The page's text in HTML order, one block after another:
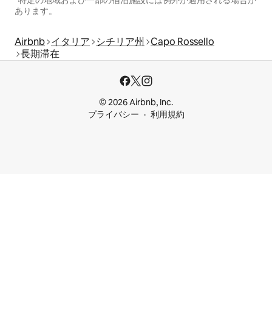
あります。
Airbnb イタリア シチリア州
Capo Rossello
長期滞在
© 2026 Airbnb, Inc.
プライバシー
利用規約